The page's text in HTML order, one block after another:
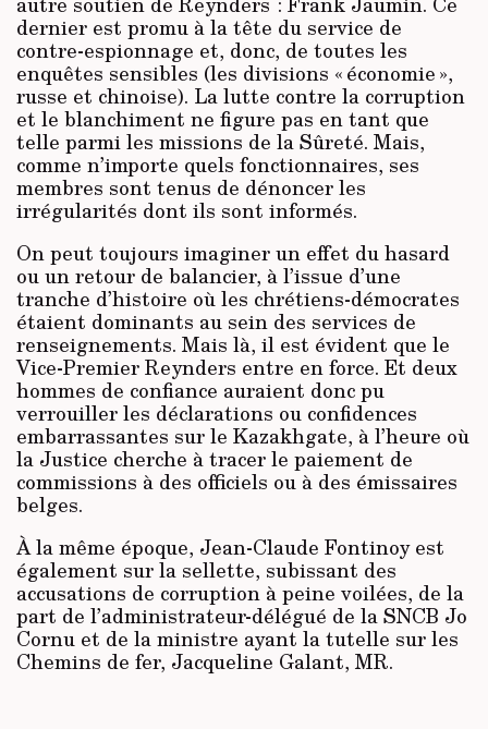
dernier est promu à la tête du service de
contre-espionnage et, donc, de toutes les
enquêtes sensibles (les divisions « économie »,
russe et chinoise). La lutte contre la corruption
et le blanchiment ne figure pas en tant que
telle parmi les missions de la Sûreté. Mais,
comme n’importe quels fonctionnaires, ses
membres sont tenus de dénoncer les
irrégularités dont ils sont informés.
On peut toujours imaginer un effet du hasard
ou un retour de balancier, à l’issue d’une
tranche d’histoire où les chrétiens-démocrates
étaient dominants au sein des services de
renseignements. Mais là, il est évident que le
Vice-Premier Reynders entre en force. Et deux
hommes de confiance auraient donc pu
verrouiller les déclarations ou confidences
embarrassantes sur le Kazakhgate, à l’heure où
la Justice cherche à tracer le paiement de
commissions à des officiels ou à des émissaires
belges.
À la même époque, Jean-Claude Fontinoy est
également sur la sellette, subissant des
accusations de corruption à peine voilées, de la
part de l’administrateur-délégué de la SNCB Jo
Cornu et de la ministre ayant la tutelle sur les
Chemins de fer, Jacqueline Galant, MR.